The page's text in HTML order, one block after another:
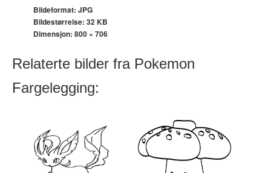
Bildeformat: JPG
Bildestørrelse: 32 KB
Dimensjon: 800 × 706
Relaterte bilder fra Pokemon
Fargelegging: